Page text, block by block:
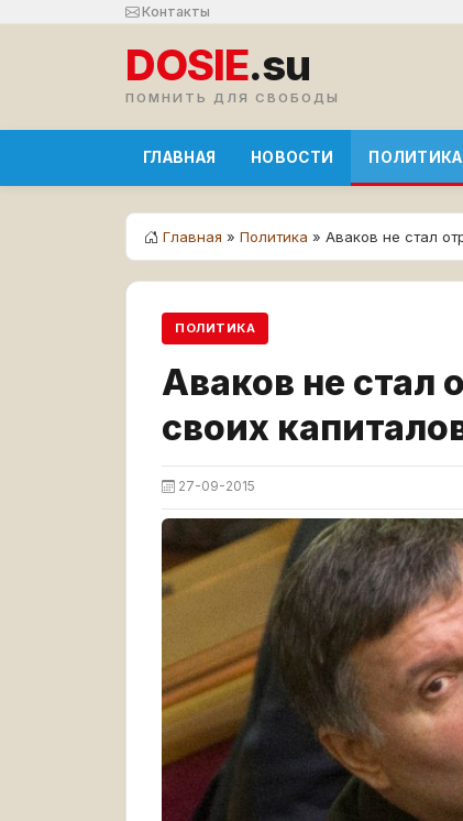
Контакты
DOSIE.su
ПОМНИТЬ ДЛЯ СВОБОДЫ
ГЛАВНАЯ НОВОСТИ ПОЛИТИКА
Главная » Политика » Аваков не стал
ПОЛИТИКА
Аваков не стал
своих
27-09-2015